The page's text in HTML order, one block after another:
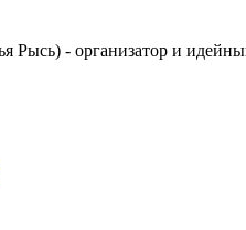
Рысь) - организатор и